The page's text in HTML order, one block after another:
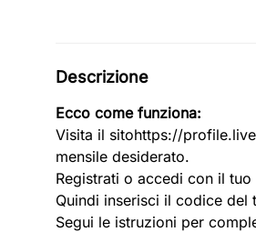
Descrizione
Ecco come funziona:
Visita il sitohttps://
mensile desiderato.
Registrati o accedi con il tuo
Quindi inserisci il codice
Segui le istruzioni per